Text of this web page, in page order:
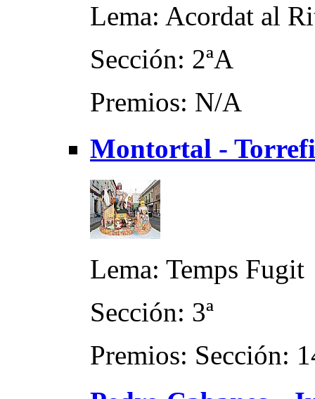
Lema: Acordat al
Sección: 2ªA
Premios: N/A
Montortal -
Lema: Temps Fugit
Sección: 3ª
Premios: Sección: